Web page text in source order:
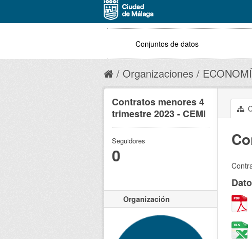
Conjuntos de datos
Organizaciones
Contratos menores 4
trimestre 2023 - CEMI
Seguidores
0
Organización